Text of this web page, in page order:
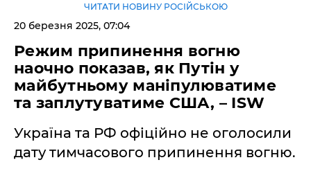
ЧИТАТИ НОВИНУ РОСІЙСЬКОЮ
20 березня 2025, 07:04
Режим припинення вогню
наочно показав, як Путін у
майбутньому маніпулюватиме
та заплутуватиме США, – ISW
Україна та РФ офіційно не оголосили
дату тимчасового припинення вогню.